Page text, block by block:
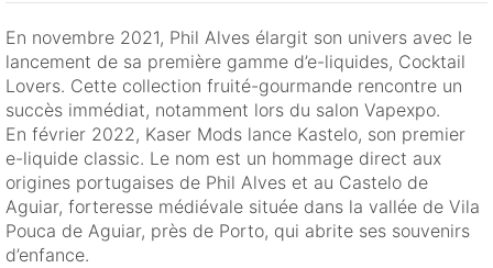
En novembre 2021, Phil Alves élargit son univers avec le
lancement de sa première gamme d’e-liquides, Cocktail
Lovers. Cette collection fruité-gourmande rencontre un
succès immédiat, notamment lors du salon Vapexpo.
En février 2022, Kaser Mods lance Kastelo, son premier
e-liquide classic. Le nom est un hommage direct aux
origines portugaises de Phil Alves et au Castelo de
Aguiar, forteresse médiévale située dans la vallée de Vila
Pouca de Aguiar, près de Porto, qui abrite ses souvenirs
d’enfance.